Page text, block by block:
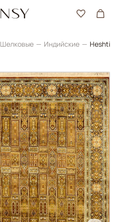
Шелковые Индийские
Heshti